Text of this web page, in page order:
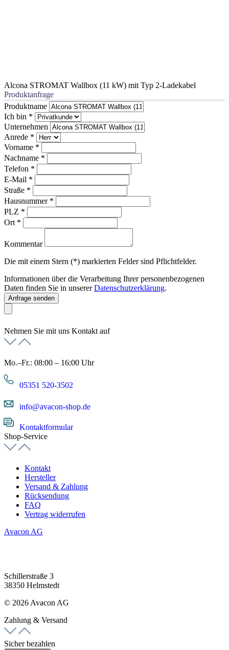
Alcona STROMAT Wallbox (11 kW) mit Typ 2-Ladekabel
Produktanfrage
Produktname
Ich bin *
Unternehmen
Anrede *
Vorname *
Nachname *
Telefon *
E-Mail *
Straße *
Hausnummer *
PLZ *
Ort *
Kommentar
Die mit einem Stern (*) markierten Felder sind Pflichtfelder.
Informationen über die Verarbeitung Ihrer personenbezogenen
Daten finden Sie in unsererDatenschutzerklärung.
Anfrage senden
Nehmen Sie mit uns Kontakt auf
Mo.–Fr.: 08:00 – 16:00 Uhr
05351 520-3502
info@avacon-shop.de
Kontaktformular
Shop-Service
Kontakt
Hersteller
Versand & Zahlung
Rücksendung
FAQ
Vertrag widerrufen
Avacon AG
Schillerstraße 3
38350 Helmstedt
© 2026 Avacon AG
Zahlung & Versand
Sicher bezahlen